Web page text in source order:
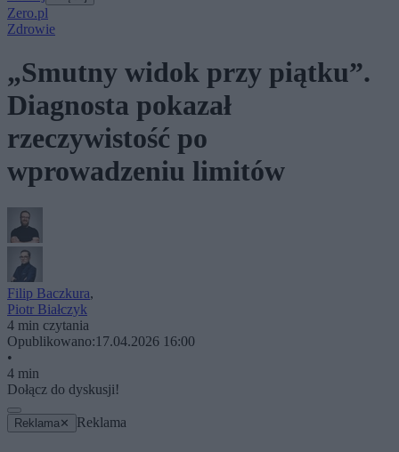
Zero.pl
Zdrowie
„Smutny widok przy piątku”.
Diagnosta pokazał
rzeczywistość po
wprowadzeniu limitów
Filip Baczkura,
Piotr Białczyk
4 min czytania
Opublikowano:17.04.2026 16:00
•
4 min
Dołącz do dyskusji!
Reklama ✕ Reklama